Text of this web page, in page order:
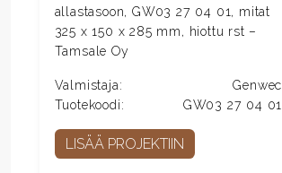
allastasoon, GW03 27 04 01, mitat
325 x 150 x 285 mm, hiottu rst –
Tamsale Oy
Valmistaja:
Genwec
Tuotekoodi:
GW03 27 04 01
LISÄÄ PROJEKTIIN